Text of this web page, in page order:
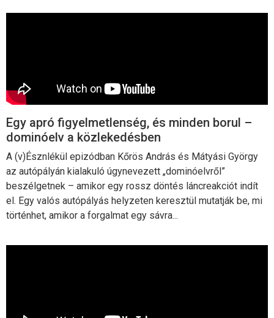
Egy apró figyelmetlenség, és minden borul –
dominóelv a közlekedésben
A (v)Észnlékül epizódban Kőrös András és Mátyási György
az autópályán kialakuló úgynevezett „dominóelvről”
beszélgetnek – amikor egy rossz döntés láncreakciót indít
el. Egy valós autópályás helyzeten keresztül mutatják be, mi
történhet, amikor a forgalmat egy sávra...